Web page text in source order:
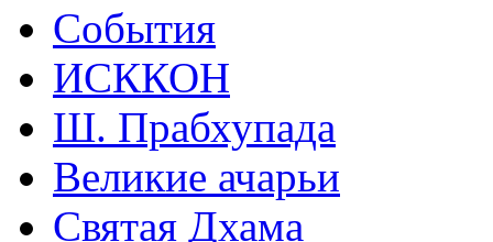
События
ИСККОН
Ш. Прабхупада
Великие ачарьи
Святая Дхама